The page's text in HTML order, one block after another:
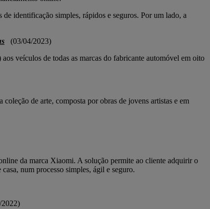
identificação simples, rápidos e seguros. Por um lado, a
(03/04/2023)
veículos de todas as marcas do fabricante automóvel em oito
de arte, composta por obras de jovens artistas e em
da marca Xiaomi. A solução permite ao cliente adquirir o
num processo simples, ágil e seguro.